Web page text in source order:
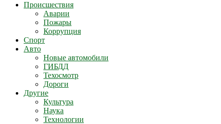
Происшествия
Аварии
Пожары
Коррупция
Спорт
Авто
Новые автомобили
ГИБДД
Техосмотр
Дороги
Другие
Культура
Наука
Технологии